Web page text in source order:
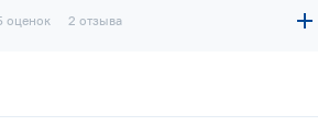
оценок 2 отзыва